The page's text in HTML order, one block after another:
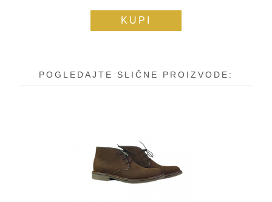
KUPI
POGLEDAJTE SLIČNE PROIZVODE: